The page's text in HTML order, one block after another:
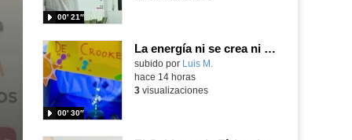
00′ 21″
La energía ni se crea ni se destruye... ¡se experimenta! El Tierno en la Feria Madrid es Ciencia 2026
Contenido educativo.
subido por Luis M.
00′ 30″
hace 14 horas
3visualizaciones